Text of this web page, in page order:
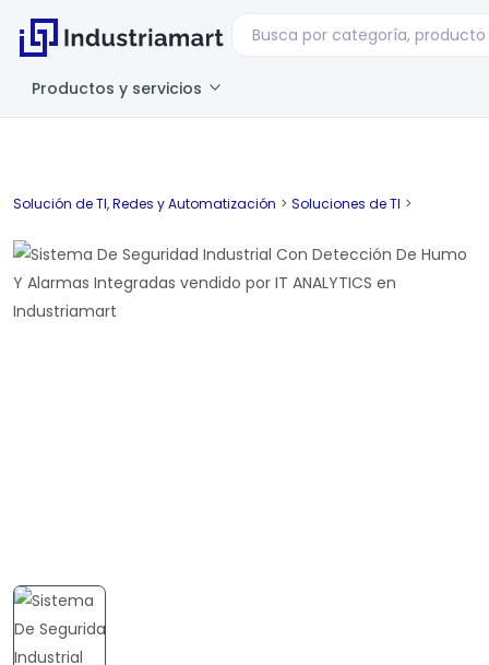
Productos y servicios
Solución de TI, Redes y Automatización > Soluciones de TI >